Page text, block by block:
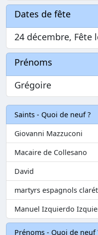
Dates de fête
24 décembre, Fête
Prénoms
Grégoire
Saints - Quoi de neuf ?
Giovanni Mazzuconi
Macaire de Collesano
David
martyrs espagnols
Manuel Izquierdo
Prénoms - Quoi de neuf